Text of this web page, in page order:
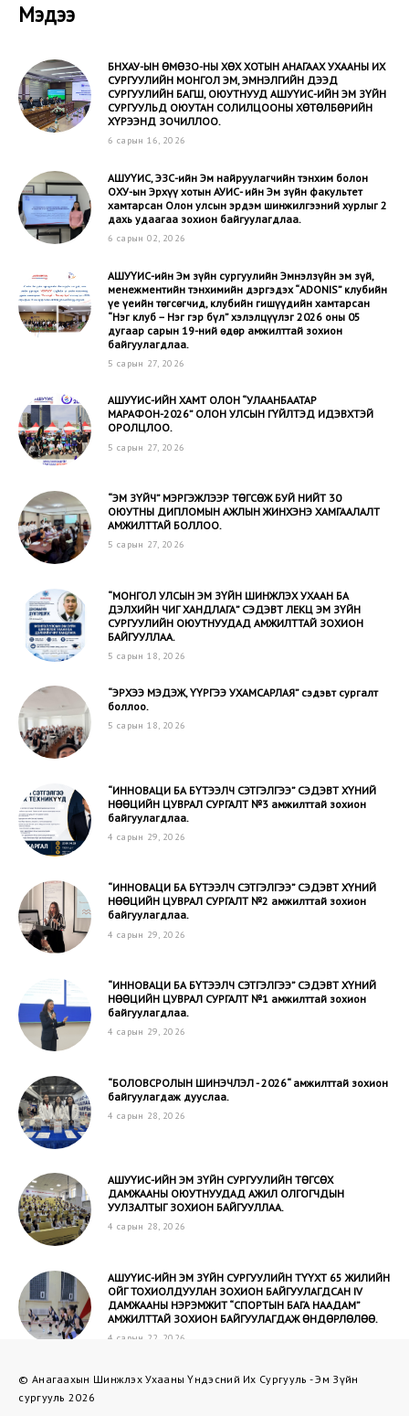
Мэдээ
БНХАУ-ЫН ӨМӨЗО-НЫ ХӨХ ХОТЫН АНАГААХ УХААНЫ ИХ
СУРГУУЛИЙН МОНГОЛ ЭМ, ЭМНЭЛГИЙН ДЭЭД
СУРГУУЛИЙН БАГШ, ОЮУТНУУД АШУҮИС-ИЙН ЭМ ЗҮЙН
СУРГУУЛЬД ОЮУТАН СОЛИЛЦООНЫ ХӨТӨЛБӨРИЙН
ХҮРЭЭНД ЗОЧИЛЛОО.
6 сарын 16, 2026
АШУҮИС, ЭЗС-ийн Эм найруулагчийн тэнхим болон
ОХУ-ын Эрхүү хотын АУИС- ийн Эм зүйн факультет
хамтарсан Олон улсын эрдэм шинжилгээний хурлыг 2
дахь удаагаа зохион байгуулагдлаа.
6 сарын 02, 2026
АШУҮИС-ийн Эм зүйн сургуулийн Эмнэлзүйн эм зүй,
менежментийн тэнхимийн дэргэдэх “ADONIS” клубийн
үе үеийн төгсөгчид, клубийн гишүүдийн хамтарсан
“Нэг клуб – Нэг гэр бүл” хэлэлцүүлэг 2026 оны 05
дугаар сарын 19-ний өдөр амжилттай зохион
байгуулагдлаа.
5 сарын 27, 2026
АШУҮИС-ИЙН ХАМТ ОЛОН “УЛААНБААТАР
МАРАФОН-2026” ОЛОН УЛСЫН ГҮЙЛТЭД ИДЭВХТЭЙ
ОРОЛЦЛОО.
5 сарын 27, 2026
“ЭМ ЗҮЙЧ” МЭРГЭЖЛЭЭР ТӨГСӨЖ БУЙ НИЙТ 30
ОЮУТНЫ ДИПЛОМЫН АЖЛЫН ЖИНХЭНЭ ХАМГААЛАЛТ
АМЖИЛТТАЙ БОЛЛОО.
5 сарын 27, 2026
“МОНГОЛ УЛСЫН ЭМ ЗҮЙН ШИНЖЛЭХ УХААН БА
ДЭЛХИЙН ЧИГ ХАНДЛАГА” СЭДЭВТ ЛЕКЦ ЭМ ЗҮЙН
СУРГУУЛИЙН ОЮУТНУУДАД АМЖИЛТТАЙ ЗОХИОН
БАЙГУУЛЛАА.
5 сарын 18, 2026
“ЭРХЭЭ МЭДЭЖ, ҮҮРГЭЭ УХАМСАРЛАЯ” сэдэвт сургалт
боллоо.
5 сарын 18, 2026
“ИННОВАЦИ БА БҮТЭЭЛЧ СЭТГЭЛГЭЭ” CЭДЭВТ ХҮНИЙ
НӨӨЦИЙН ЦУВРАЛ СУРГАЛТ №3 амжилттай зохион
байгуулагдлаа.
4 сарын 29, 2026
“ИННОВАЦИ БА БҮТЭЭЛЧ СЭТГЭЛГЭЭ” CЭДЭВТ ХҮНИЙ
НӨӨЦИЙН ЦУВРАЛ СУРГАЛТ №2 амжилттай зохион
байгуулагдлаа.
4 сарын 29, 2026
“ИННОВАЦИ БА БҮТЭЭЛЧ СЭТГЭЛГЭЭ” CЭДЭВТ ХҮНИЙ
НӨӨЦИЙН ЦУВРАЛ СУРГАЛТ №1 амжилттай зохион
байгуулагдлаа.
4 сарын 29, 2026
“БОЛОВСРОЛЫН ШИНЭЧЛЭЛ - 2026“ амжилттай зохион
байгуулагдаж дууслаа.
4 сарын 28, 2026
АШУҮИС-ИЙН ЭМ ЗҮЙН СУРГУУЛИЙН ТӨГСӨХ
ДАМЖААНЫ ОЮУТНУУДАД АЖИЛ ОЛГОГЧДЫН
УУЛЗАЛТЫГ ЗОХИОН БАЙГУУЛЛАА.
4 сарын 28, 2026
АШУҮИС-ИЙН ЭМ ЗҮЙН СУРГУУЛИЙН ТҮҮХТ 65 ЖИЛИЙН
ОЙГ ТОХИОЛДУУЛАН ЗОХИОН БАЙГУУЛАГДСАН IV
ДАМЖААНЫ НЭРЭМЖИТ “СПОРТЫН БАГА НААДАМ”
АМЖИЛТТАЙ ЗОХИОН БАЙГУУЛАГДАЖ ӨНДӨРЛӨЛӨӨ.
4 сарын 22, 2026
АШУҮИС-ИЙН ЭМ ЗҮЙН СУРГУУЛИЙН “ЭМ
ШИНЖИЛГЭЭНИЙ ЛАБОРАТОРИ“ ОЛОН УЛСЫН УР
© Анагаахын Шинжлэх Ухааны Үндэсний Их Сургууль - Эм Зүйн
сургууль 2026